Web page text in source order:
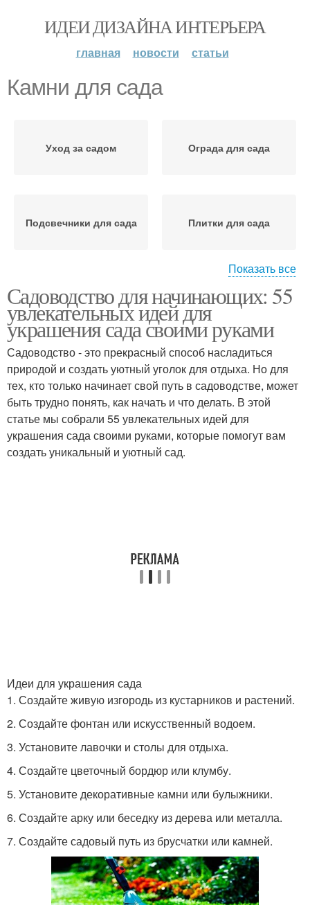
ИДЕИ ДИЗАЙНА ИНТЕРЬЕРА
главная новости статьи
Камни для сада
Уход за садом Ограда для сада
Подсвечники для сада Плитки для сада
Декоративные камни
Показать все
Садоводство для начинающих: 55
увлекательных идей для
украшения сада своими руками
Садоводство - это прекрасный способ насладиться
природой и создать уютный уголок для отдыха. Но для
тех, кто только начинает свой путь в садоводстве, может
быть трудно понять, как начать и что делать. В этой
статье мы собрали 55 увлекательных идей для
украшения сада своими руками, которые помогут вам
создать уникальный и уютный сад.
Идеи для украшения сада
1. Создайте живую изгородь из кустарников и растений.
2. Создайте фонтан или искусственный водоем.
3. Установите лавочки и столы для отдыха.
4. Создайте цветочный бордюр или клумбу.
5. Установите декоративные камни или булыжники.
6. Создайте арку или беседку из дерева или металла.
7. Создайте садовый путь из брусчатки или камней.